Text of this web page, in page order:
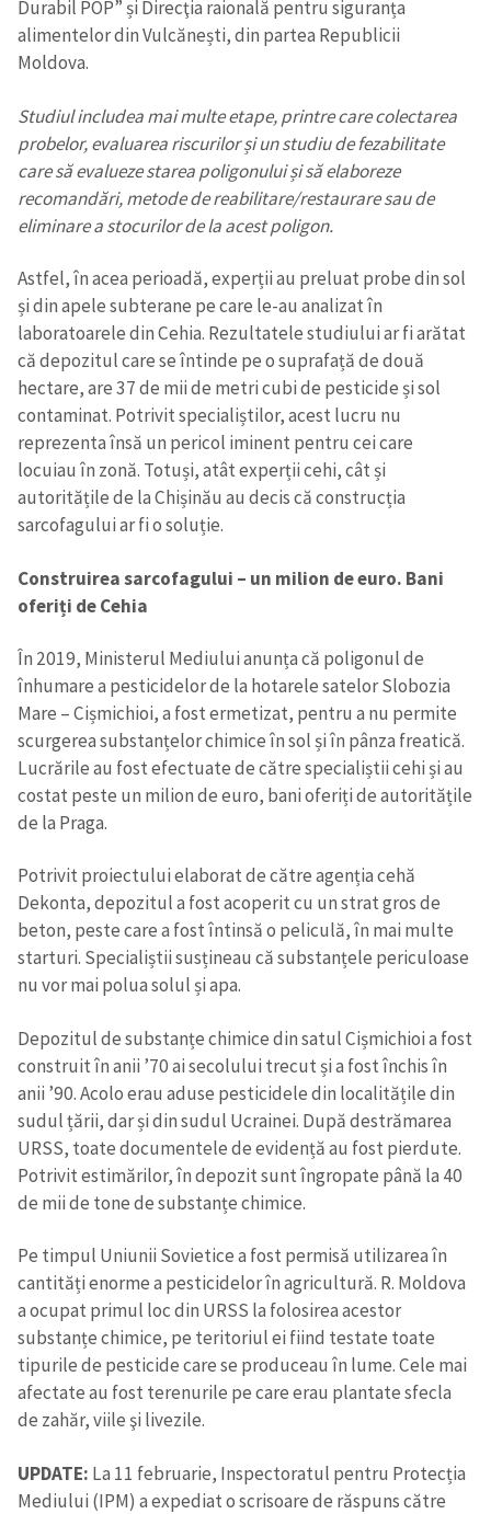
Durabil POP” și Direcţia raională pentru siguranța
alimentelor din Vulcănești, din partea Republicii
Moldova.
Studiul includea mai multe etape, printre care colectarea
probelor, evaluarea riscurilor și un studiu de fezabilitate
care să evalueze starea poligonului și să elaboreze
recomandări, metode de reabilitare/restaurare sau de
eliminare a stocurilor de la acest poligon.
Astfel, în acea perioadă, experții au preluat probe din sol
și din apele subterane pe care le-au analizat în
laboratoarele din Cehia. Rezultatele studiului ar fi arătat
că depozitul care se întinde pe o suprafață de două
hectare, are 37 de mii de metri cubi de pesticide și sol
contaminat. Potrivit specialiștilor, acest lucru nu
reprezenta însă un pericol iminent pentru cei care
locuiau în zonă. Totuși, atât experții cehi, cât și
autoritățile de la Chișinău au decis că construcția
sarcofagului ar fi o soluție.
Construirea sarcofagului – un milion de euro. Bani
oferiți de Cehia
În 2019, Ministerul Mediului anunța că poligonul de
înhumare a pesticidelor de la hotarele satelor Slobozia
Mare – Cișmichioi, a fost ermetizat, pentru a nu permite
scurgerea substanțelor chimice în sol și în pânza freatică.
Lucrările au fost efectuate de către specialiștii cehi și au
costat peste un milion de euro, bani oferiți de autoritățile
de la Praga.
Potrivit proiectului elaborat de către agenția cehă
Dekonta, depozitul a fost acoperit cu un strat gros de
beton, peste care a fost întinsă o peliculă, în mai multe
starturi. Specialiștii susțineau că substanțele periculoase
nu vor mai polua solul și apa.
Depozitul de substanțe chimice din satul Cișmichioi a fost
construit în anii ’70 ai secolului trecut și a fost închis în
anii ’90. Acolo erau aduse pesticidele din localitățile din
sudul țării, dar și din sudul Ucrainei. După destrămarea
URSS, toate documentele de evidență au fost pierdute.
Potrivit estimărilor, în depozit sunt îngropate până la 40
de mii de tone de substanțe chimice.
Pe timpul Uniunii Sovietice a fost permisă utilizarea în
cantități enorme a pesticidelor în agricultură. R. Moldova
a ocupat primul loc din URSS la folosirea acestor
substanțe chimice, pe teritoriul ei fiind testate toate
tipurile de pesticide care se produceau în lume. Cele mai
afectate au fost terenurile pe care erau plantate sfecla
de zahăr, viile şi livezile.
UPDATE: La 11 februarie, Inspectoratul pentru Protecția
Mediului (IPM) a expediat o scrisoare de răspuns către
CONTACT SURSĂ
Nume + Numele meu
Email+ Emailul meu
Am citit și sunt de
acord cu politica de
confidențialitate .